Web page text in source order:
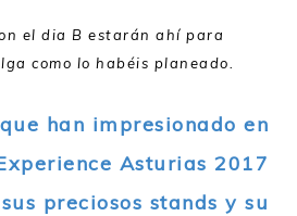
el dia B estarán ahí para
como lo habéis planeado.
han impresionado en
Asturias 2017
preciosos stands y su